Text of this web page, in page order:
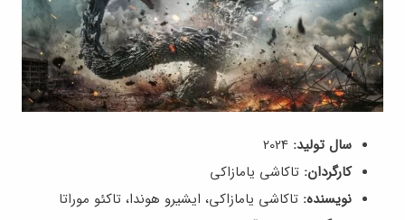
سال تولید:
کارگردان: تاکاشی یامازاکی
نویسنده: تاکاشی یامازاکی، ایشیرو هوندا، تاکئو موراتا